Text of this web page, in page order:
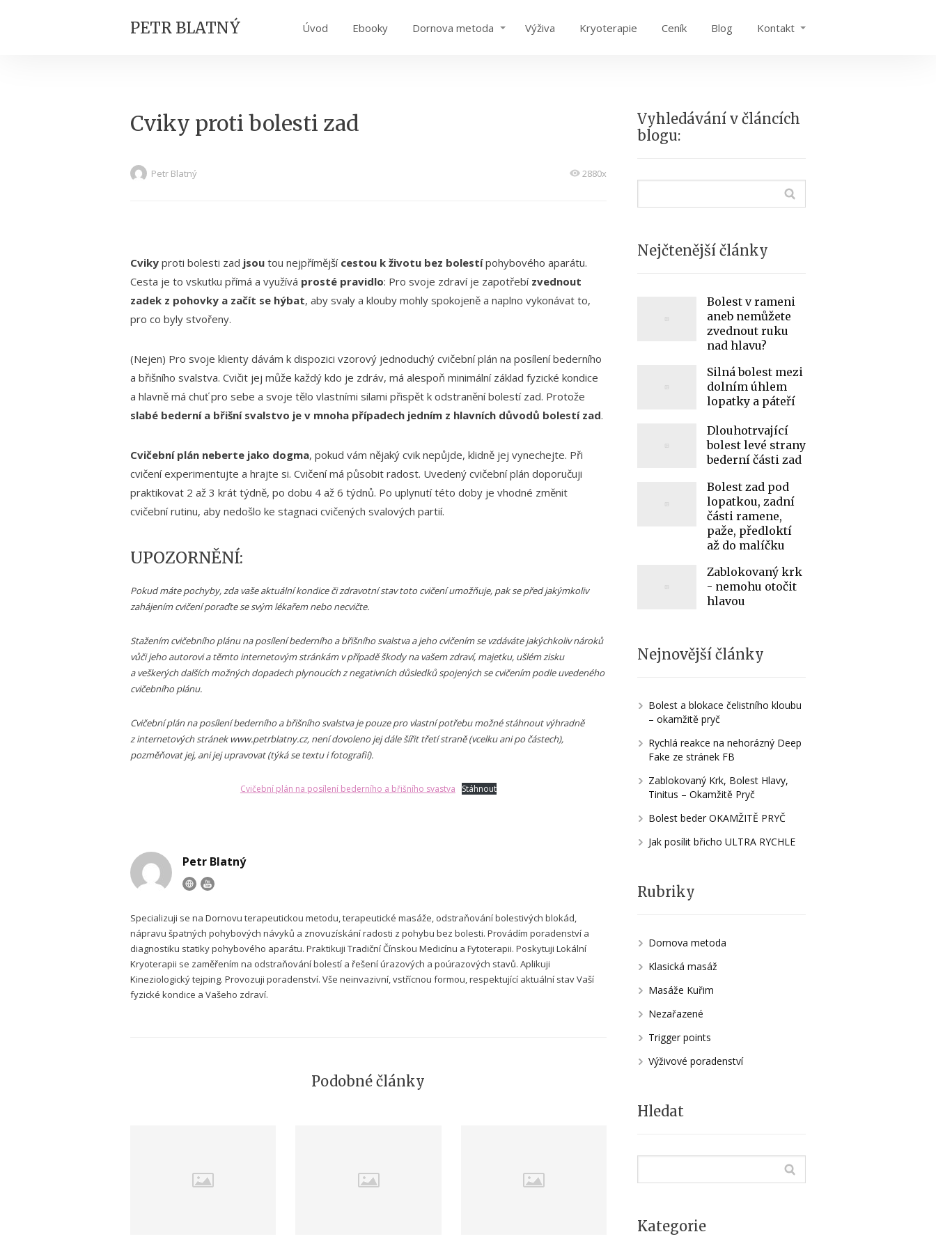
PETR BLATNÝ Úvod Ebooky Dornova metoda Výživa Kryoterapie Ceník Blog Kontakt
Cviky proti bolesti zad
Petr Blatný 2880x
Cviky proti bolesti zad jsou tou nejpřímější cestou k životu bez bolestípohybového aparátu.
Cesta je to vskutku přímá a využívá prosté pravidlo: Pro svoje zdraví je zapotřebí zvednout
zadek z pohovky a začít se hýbat, aby svaly a klouby mohly spokojeně a naplno vykonávat to,
pro co byly stvořeny.
(Nejen) Pro svoje klienty dávám k dispozici vzorový jednoduchý cvičební plán na posílení bederního
a břišního svalstva. Cvičit jej může každý kdo je zdráv, má alespoň minimální základ fyzické kondice
a hlavně má chuť pro sebe a svoje tělo vlastními silami přispět k odstranění bolestí zad. Protože
slabé bederní a břišní svalstvo je v mnoha případech jedním z hlavních důvodů bolestí zad.
Cvičební plán neberte jako dogma, pokud vám nějaký cvik nepůjde, klidně jej vynechejte. Při
cvičení experimentujte a hrajte si. Cvičení má působit radost. Uvedený cvičební plán doporučuji
praktikovat 2 až 3 krát týdně, po dobu 4 až 6 týdnů. Po uplynutí této doby je vhodné změnit
cvičební rutinu, aby nedošlo ke stagnaci cvičených svalových partií.
UPOZORNĚNÍ:
Pokud máte pochyby, zda vaše aktuální kondice či zdravotní stav toto cvičení umožňuje, pak se před jakýmkoliv
zahájením cvičení poraďte se svým lékařem nebo necvičte.
Stažením cvičebního plánu na posílení bederního a břišního svalstva a jeho cvičením se vzdáváte jakýchkoliv nároků
vůči jeho autorovi a těmto internetovým stránkám v případě škody na vašem zdraví, majetku, ušlém zisku
a veškerých dalších možných dopadech plynoucích z negativních důsledků spojených se cvičením podle uvedeného
cvičebního plánu.
Cvičební plán na posílení bederního a břišního svalstva je pouze pro vlastní potřebu možné stáhnout výhradně
z internetových stránek www.petrblatny.cz, není dovoleno jej dále šířit třetí straně (vcelku ani po částech),
pozměňovat jej, ani jej upravovat (týká se textu i fotografií).
Cvičební plán na posílení bederního a břišního svastva Stáhnout
Petr Blatný
Specializuji se na Dornovu terapeutickou metodu, terapeutické masáže, odstraňování bolestivých blokád,
nápravu špatných pohybových návyků a znovuzískání radosti z pohybu bez bolesti. Provádím poradenství a
diagnostiku statiky pohybového aparátu. Praktikuji Tradiční Čínskou Medicínu a Fytoterapii. Poskytuji Lokální
Kryoterapii se zaměřením na odstraňování bolestí a řešení úrazových a poúrazových stavů. Aplikuji
Kineziologický tejping. Provozuji poradenství. Vše neinvazivní, vstřícnou formou, respektující aktuální stav Vaší
fyzické kondice a Vašeho zdraví.
Podobné články
Vyhledávání v článcích
blogu:
Nejčtenější články
Bolest v rameni
aneb nemůžete
zvednout ruku
nad hlavu?
Silná bolest mezi
dolním úhlem
lopatky a páteří
Dlouhotrvající
bolest levé strany
bederní části zad
Bolest zad pod
lopatkou, zadní
části ramene,
paže, předloktí
až do malíčku
Zablokovaný krk
- nemohu otočit
hlavou
Nejnovější články
Bolest a blokace čelistního kloubu
– okamžitě pryč
Rychlá reakce na nehorázný Deep
Fake ze stránek FB
Zablokovaný Krk, Bolest Hlavy,
Tinitus – Okamžitě Pryč
Bolest beder OKAMŽITĚ PRYČ
Jak posílit břicho ULTRA RYCHLE
Rubriky
Dornova metoda
Klasická masáž
Masáže Kuřim
Nezařazené
Trigger points
Výživové poradenství
Hledat
Kategorie